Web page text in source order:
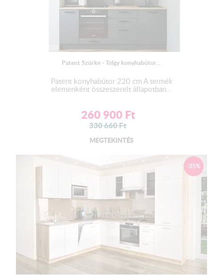
szükséges belevágatni!
Bútorlap oldalvázú - fém fiókcsúszóval szerelt
Kiváló minőségű gyártótól származó rozsdamentes
LED világítás :
tartalmazza a LED világítást!
RGB LED szalag , 5 m hosszúságban , öntapadós kivitelben.
Trafóval , kapcsolóval ellátva.
Szín : Színes és Fehér
A LED felszerelésére javasoljuk szakember ( villanyszerelő )
segítségét kérni!
Patent Szürke - Tölgy konyhabútor...
Patent konyhabútor 220 cm A termék
elemenként összeszerelt állapotban...
260 900 Ft
330 660Ft
MEGTEKINTÉS
-35%